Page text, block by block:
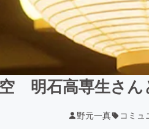
明石高専生さん
野元一真 コミュ